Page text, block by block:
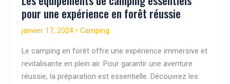
pour une expérience en forêt réussie
janvier 17, 2024 • Camping
Le camping en forêt offre une expérience immersive et
revitalisante en plein air. Pour garantir une aventure
réussie, la préparation est essentielle. Découvrez les